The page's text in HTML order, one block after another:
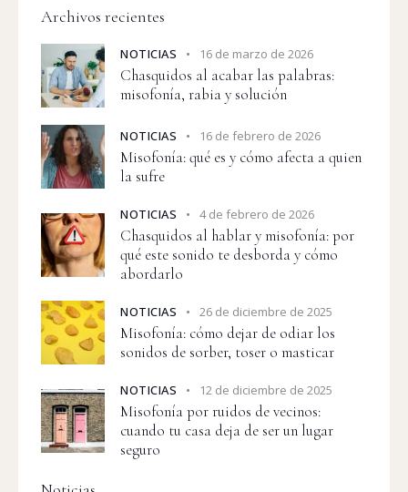
Archivos recientes
NOTICIAS 16 de marzo de 2026
Chasquidos al acabar las palabras:
misofonía, rabia y solución
NOTICIAS 16 de febrero de 2026
Misofonía: qué es y cómo afecta a quien
la sufre
NOTICIAS 4 de febrero de 2026
Chasquidos al hablar y misofonía: por
qué este sonido te desborda y cómo
abordarlo
NOTICIAS 26 de diciembre de 2025
Misofonía: cómo dejar de odiar los
sonidos de sorber, toser o masticar
NOTICIAS 12 de diciembre de 2025
Misofonía por ruidos de vecinos:
cuando tu casa deja de ser un lugar
seguro